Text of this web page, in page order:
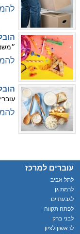
עוברים למרכז
לתל אביב
לרמת גן
לגבעתיים
לפתח תקווה
לבני ברק
לראשון לציון